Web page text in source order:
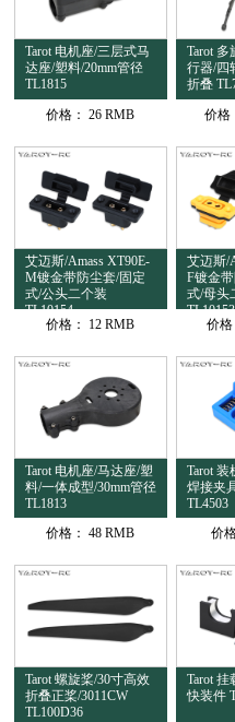
Tarot 电机座/三层式马
达座/塑料/20mm管径
TL1815
价格： 26 RMB
Tarot
行器/四
折叠
价格
艾迈斯/Amass XT90E-
M镀金带防尘套/固定
式/公头二个装
TL10154
价格：
12 RMB
艾迈斯/
F镀金
式/母头
TL10153
价
Tarot 电机座/马达座/塑
料/一体成型/30mm管径
TL1813
价格： 48 RMB
Tarot
焊接夹
TL4503
价
Tarot 螺旋桨/30寸高效
折叠正桨/3011CW
TL100D36
Tarot 挂
快装件